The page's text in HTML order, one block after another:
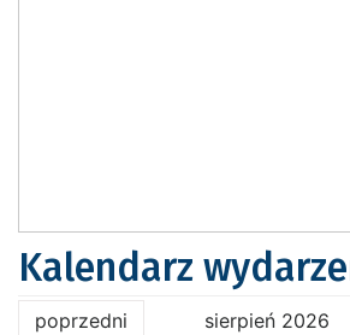
Kalendarz
poprzedni sierpień 2026